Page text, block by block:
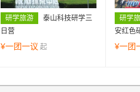
研学旅游
泰山科技研学三
日营
¥一团一议 起
研学
安红色
¥一团